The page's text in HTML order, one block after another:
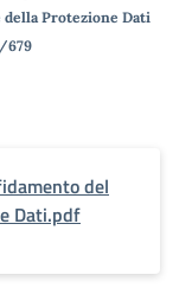
della Protezione Dati
679
del
Dati.pdf